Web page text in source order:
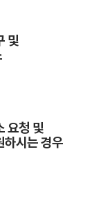
및
요청 및
하시는 경우